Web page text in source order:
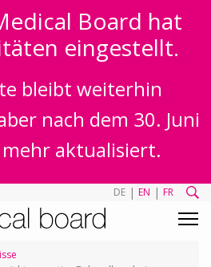
Board hat
eingestellt.
bleibt weiterhin
nach dem 30. Juni
aktualisiert.
DE | EN | FR